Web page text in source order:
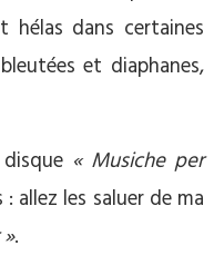
dans certaines
et diaphanes,
« Musiche per
allez les saluer de ma
.